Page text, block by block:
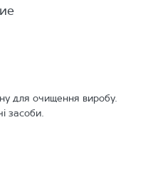
для очищення виробу.
засоби.